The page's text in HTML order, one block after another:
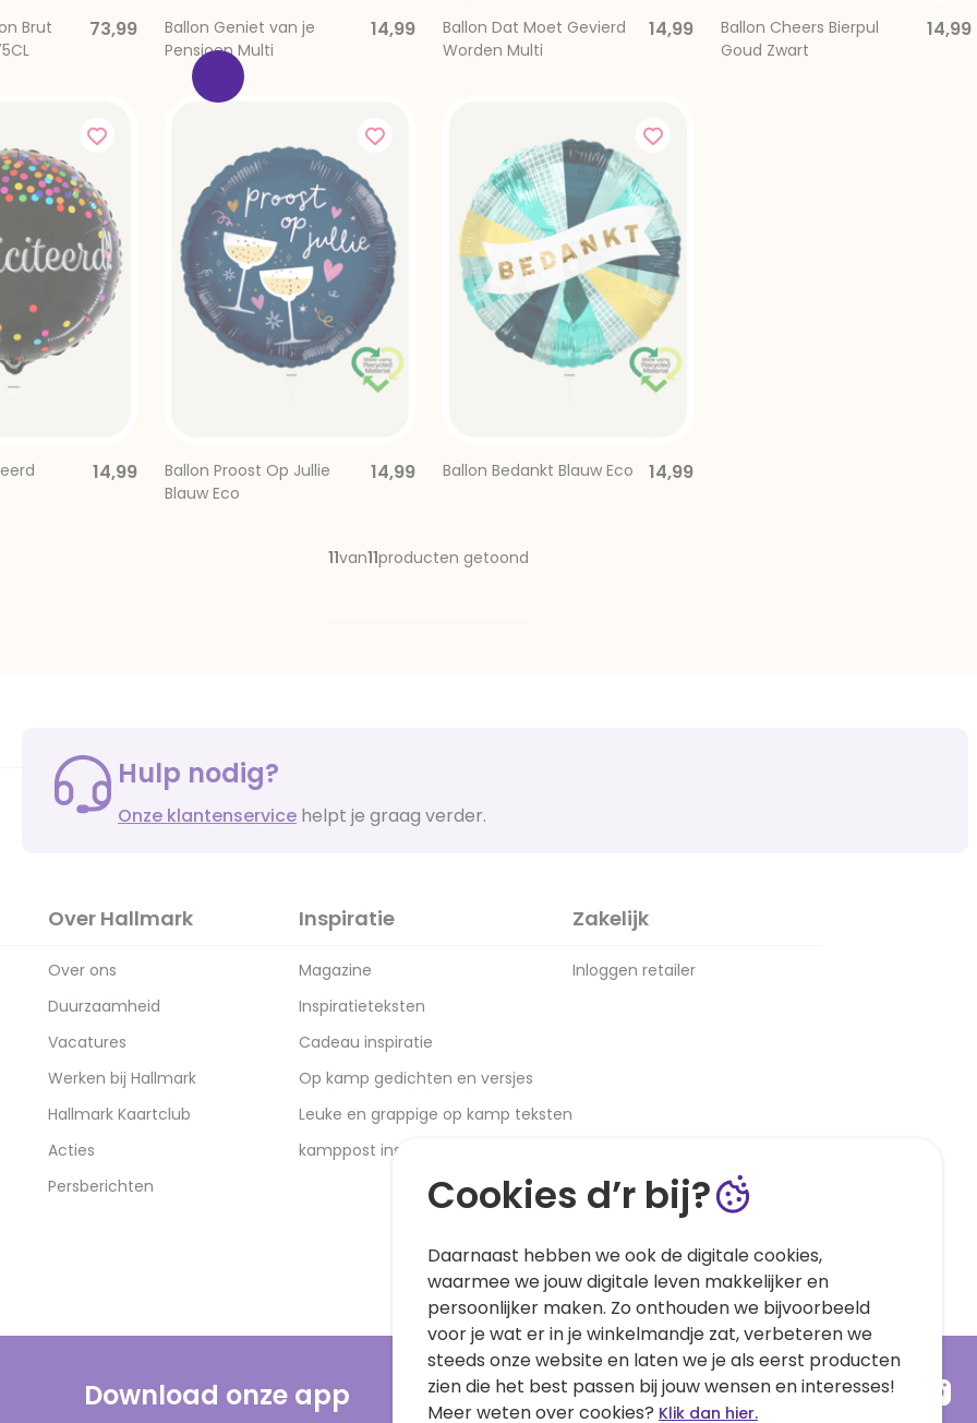
Brut
73,99
Ballon Geniet van je
Pensioen Multi
14,99
Ballon Dat Moet Gevierd
Worden Multi
14,99
Ballon Cheers Bierpul
Goud Zwart
14,99
14,99
Ballon Proost Op Jullie
Blauw Eco
14,99 Ballon Bedankt Blauw Eco 14,99
11van11producten getoond
Hulp nodig?
Onze klantenservice helpt je graag verder.
Over Hallmark
Over ons
Duurzaamheid
Vacatures
Werken bij Hallmark
Hallmark Kaartclub
Acties
Persberichten
Inspiratie
Magazine
Inspiratieteksten
Cadeau inspiratie
Op kamp gedichten en versjes
Leuke en grappige op kamp teksten
kamppost inspiratie
Zakelijk
Inloggen retailer
Download onze app
Cookies d’r bij?
Daarnaast hebben we ook de digitale cookies,
waarmee we jouw digitale leven makkelijker en
persoonlijker maken. Zo onthouden we bijvoorbeeld
voor je wat er in je winkelmandje zat, verbeteren we
steeds onze website en laten we je als eerst producten
zien die het best passen bij jouw wensen en interesses!
Meer weten over cookies? Klik dan hier.